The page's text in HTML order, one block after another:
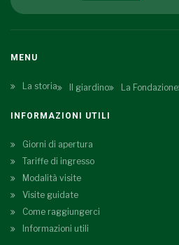
MENU
La storia Il giardino La Fondazione
INFORMAZIONI UTILI
Giorni di apertura
Tariffe di ingresso
Modalità visite
Visite guidate
Come raggiungerci
Informazioni utili